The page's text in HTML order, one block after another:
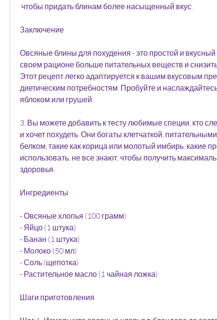
чтобы придать блинам более насыщенный вкус.
Заключение
Овсяные блины для похудения - это простой и вкусный
своем рационе больше питательных веществ и
Этот рецепт легко адаптируется к вашим вкусовым
диетическим потребностям. Пробуйте и
яблоком или грушей.
3. Вы можете добавить к тесту любимые специи, кто
и хочет похудеть. Они богаты клетчаткой,
белком, такие как корица или молотый имбирь, какие
использовать, не все знают, чтобы получить
здоровья.
Ингредиенты
- Овсяные хлопья (100 грамм)
- Яйцо (1 штука)
- Банан (1 штука)
- Молоко (50 мл)
- Соль (щепотка)
- Растительное масло (1 чайная ложка)
Шаги приготовления